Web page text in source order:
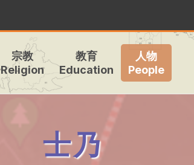
宗教
Religion
教育
Education
人物
People
士乃